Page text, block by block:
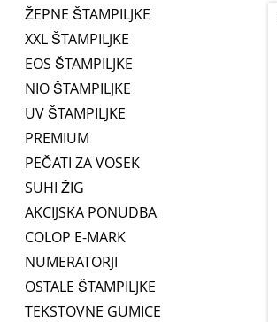
ŽEPNE ŠTAMPILJKE
XXL ŠTAMPILJKE
EOS ŠTAMPILJKE
NIO ŠTAMPILJKE
UV ŠTAMPILJKE
PREMIUM
PEČATI ZA VOSEK
SUHI ŽIG
AKCIJSKA PONUDBA
COLOP E-MARK
NUMERATORJI
OSTALE ŠTAMPILJKE
TEKSTOVNE GUMICE